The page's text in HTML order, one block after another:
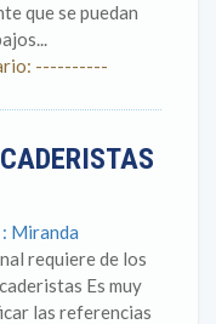
que se puedan
----------
Miranda
requiere de los
Es muy
las referencias